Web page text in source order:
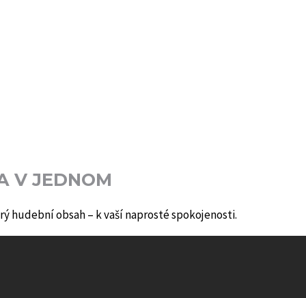
V JEDNOM
hudební obsah – k vaší naprosté spokojenosti.